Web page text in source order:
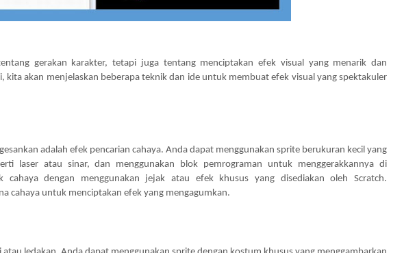
gerakan karakter, tetapi juga tentang menciptakan efek visual yang menarik dan
kita akan menjelaskan beberapa teknik dan ide untuk membuat efek visual yang spektakuler
adalah efek pencarian cahaya. Anda dapat menggunakan sprite berukuran kecil yang
laser atau sinar, dan menggunakan blok pemrograman untuk menggerakkannya di
cahaya dengan menggunakan jejak atau efek khusus yang disediakan oleh Scratch.
cahaya untuk menciptakan efek yang mengagumkan.